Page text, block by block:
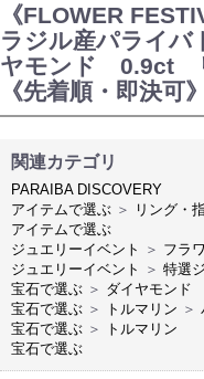
《FLOWER
ラジル産パライ
ヤモンド 0.9ct
《先着順・即決可》
関連カテゴリ
PARAIBA DISCOVERY
アイテムで選ぶ ＞
リング・
アイテムで選ぶ
ジュエリーイベント
＞ フラ
ジュエリーイベント
＞ 特選
宝石で選ぶ ＞ ダイヤモンド
宝石で選ぶ ＞ トルマリン ＞
宝石で選ぶ ＞
トルマリン
宝石で選ぶ